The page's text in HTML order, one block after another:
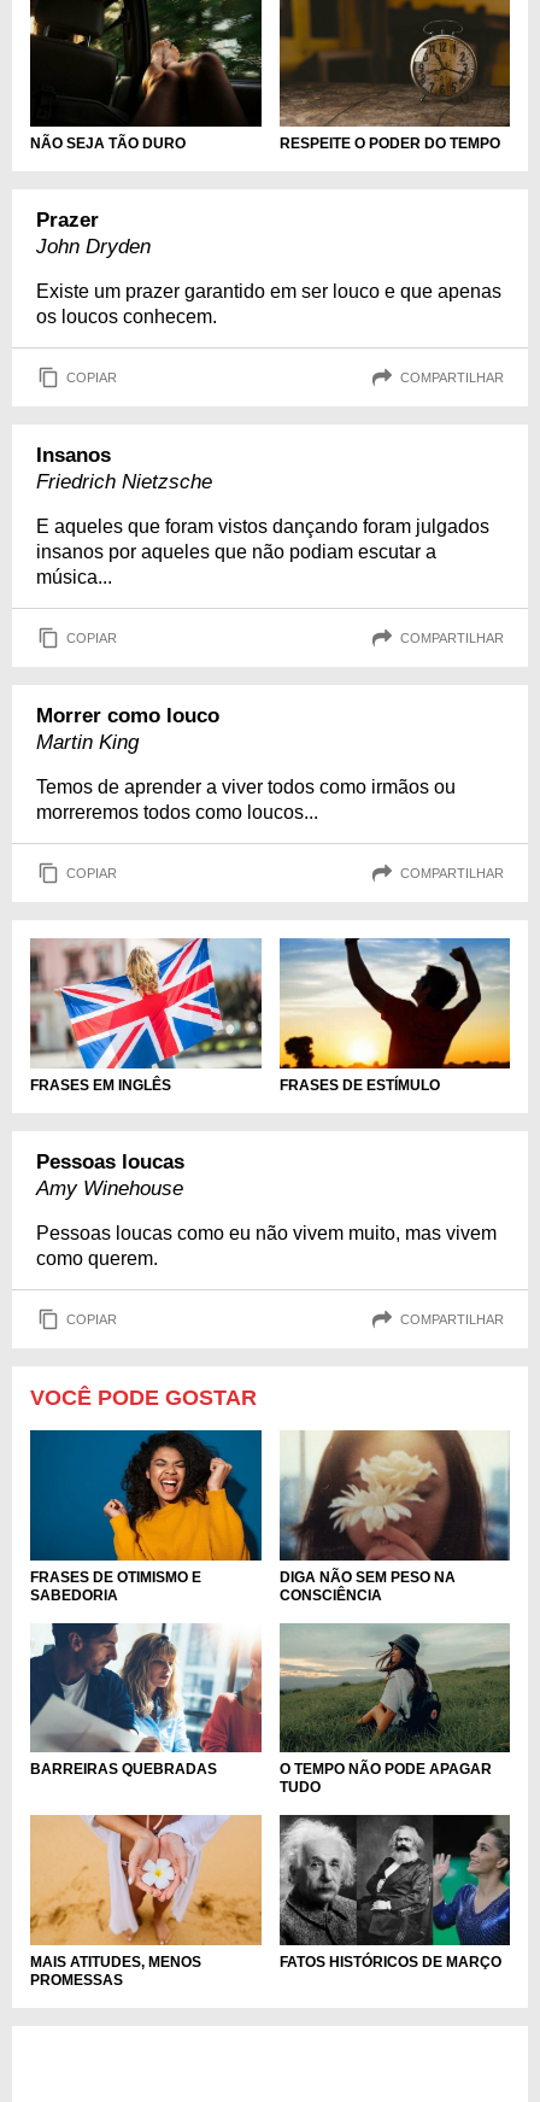
NÃO SEJA TÃO DURO RESPEITE O PODER DO TEMPO
Prazer
John Dryden
Existe um prazer garantido em ser louco e que apenas
os loucos conhecem.
COPIAR COMPARTILHAR
Insanos
Friedrich Nietzsche
E aqueles que foram vistos dançando foram julgados
insanos por aqueles que não podiam escutar a
música...
COPIAR COMPARTILHAR
Morrer como louco
Martin King
Temos de aprender a viver todos como irmãos ou
morreremos todos como loucos...
COPIAR COMPARTILHAR
FRASES EM INGLÊS FRASES DE ESTÍMULO
Pessoas loucas
Amy Winehouse
Pessoas loucas como eu não vivem muito, mas vivem
como querem.
COPIAR COMPARTILHAR
VOCÊ PODE GOSTAR
FRASES DE OTIMISMO E
SABEDORIA
DIGA NÃO SEM PESO NA
CONSCIÊNCIA
BARREIRAS QUEBRADAS
O TEMPO NÃO PODE APAGAR
TUDO
MAIS ATITUDES, MENOS
PROMESSAS
FATOS HISTÓRICOS DE MARÇO